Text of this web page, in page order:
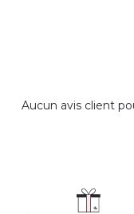
Aucun avis client